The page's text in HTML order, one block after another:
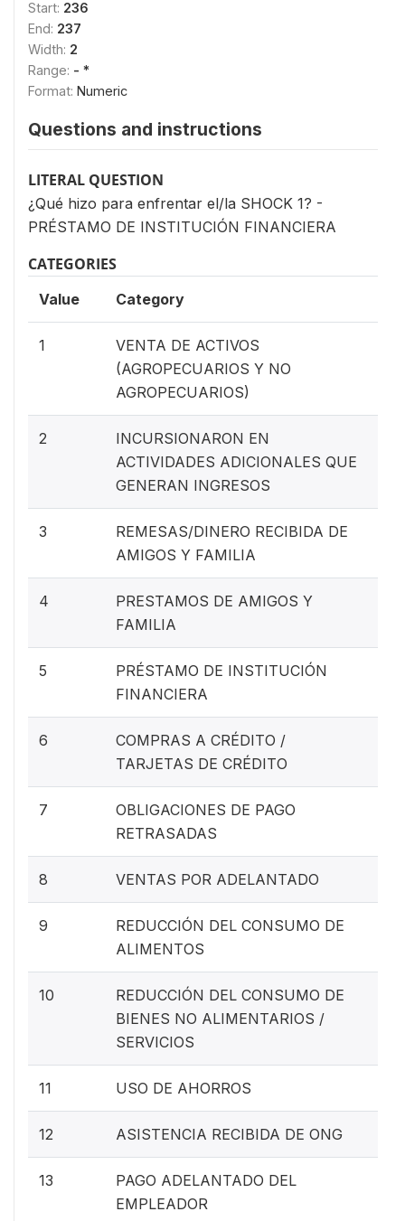
Start: 236
End: 237
Width: 2
Range: - *
Format: Numeric
Questions and instructions
LITERAL QUESTION
¿Qué hizo para enfrentar el/la SHOCK 1? -
PRÉSTAMO DE INSTITUCIÓN FINANCIERA
CATEGORIES
Value Category
1
VENTA DE ACTIVOS
(AGROPECUARIOS Y NO
AGROPECUARIOS)
2
INCURSIONARON EN
ACTIVIDADES ADICIONALES QUE
GENERAN INGRESOS
3
REMESAS/DINERO RECIBIDA DE
AMIGOS Y FAMILIA
4
PRESTAMOS DE AMIGOS Y
FAMILIA
5
PRÉSTAMO DE INSTITUCIÓN
FINANCIERA
6
COMPRAS A CRÉDITO /
TARJETAS DE CRÉDITO
7
OBLIGACIONES DE PAGO
RETRASADAS
8 VENTAS POR ADELANTADO
9
REDUCCIÓN DEL CONSUMO DE
ALIMENTOS
10
REDUCCIÓN DEL CONSUMO DE
BIENES NO ALIMENTARIOS /
SERVICIOS
11 USO DE AHORROS
12 ASISTENCIA RECIBIDA DE ONG
13
PAGO ADELANTADO DEL
EMPLEADOR